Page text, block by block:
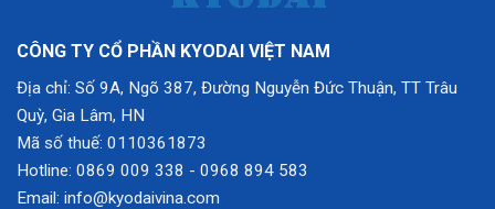
CÔNG TY CỔ PHẦN KYODAI VIỆT NAM
Địa chỉ: Số 9A, Ngõ 387, Đường Nguyễn Đức Thuận, TT Trâu
Quỳ, Gia Lâm, HN
Mã số thuế: 0110361873
Hotline: 0869 009 338 - 0968 894 583
Email: info@kyodaivina.com